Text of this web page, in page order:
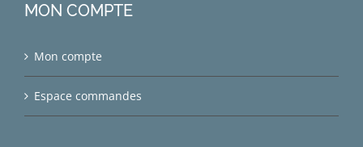
MON COMPTE
Mon compte
Espace commandes